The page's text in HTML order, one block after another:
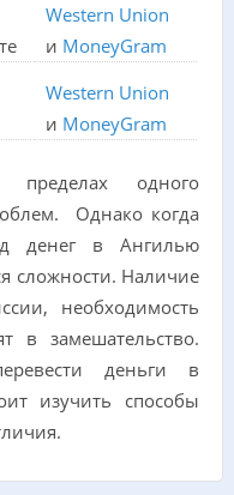
Western Union
и MoneyGram
Western Union
и MoneyGram
пределах одного
Однако когда
денег в Ангилью
сложности. Наличие
необходимость
в замешательство.
деньги в
изучить способы